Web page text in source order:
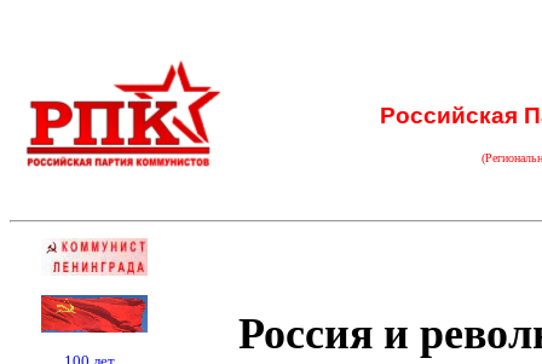
Российская
Россия и